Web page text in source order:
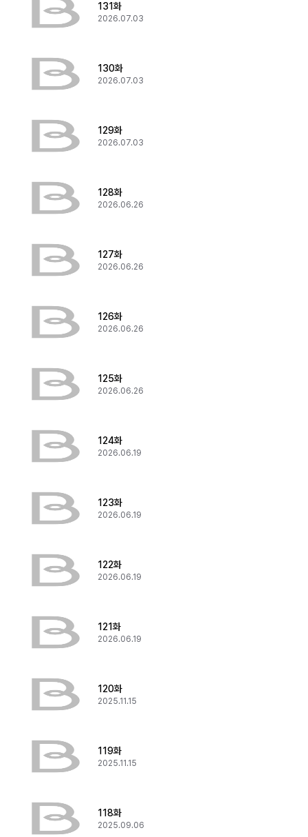
131화
2026.07.03
130화
2026.07.03
129화
2026.07.03
128화
2026.06.26
127화
2026.06.26
126화
2026.06.26
125화
2026.06.26
124화
2026.06.19
123화
2026.06.19
122화
2026.06.19
121화
2026.06.19
120화
2025.11.15
119화
2025.11.15
118화
2025.09.06